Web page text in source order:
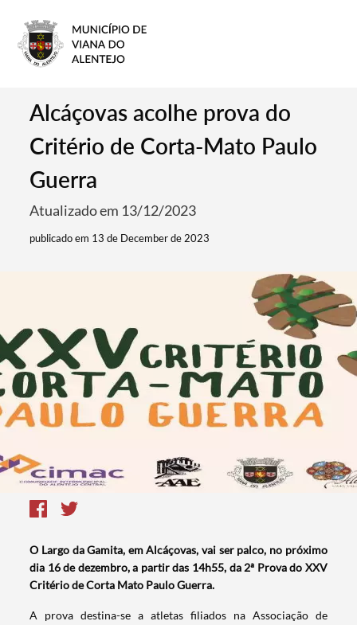
Alcáçovas acolhe prova do
Critério de Corta-Mato Paulo
Guerra
Atualizado em 13/12/2023
publicado em 13 de December de 2023
O Largo da Gamita, em Alcáçovas, vai ser palco, no próximo
dia 16 de dezembro, a partir das 14h55, da 2ª Prova do XXV
Critério de Corta Mato Paulo Guerra.
A prova destina-se a atletas filiados na Associação de